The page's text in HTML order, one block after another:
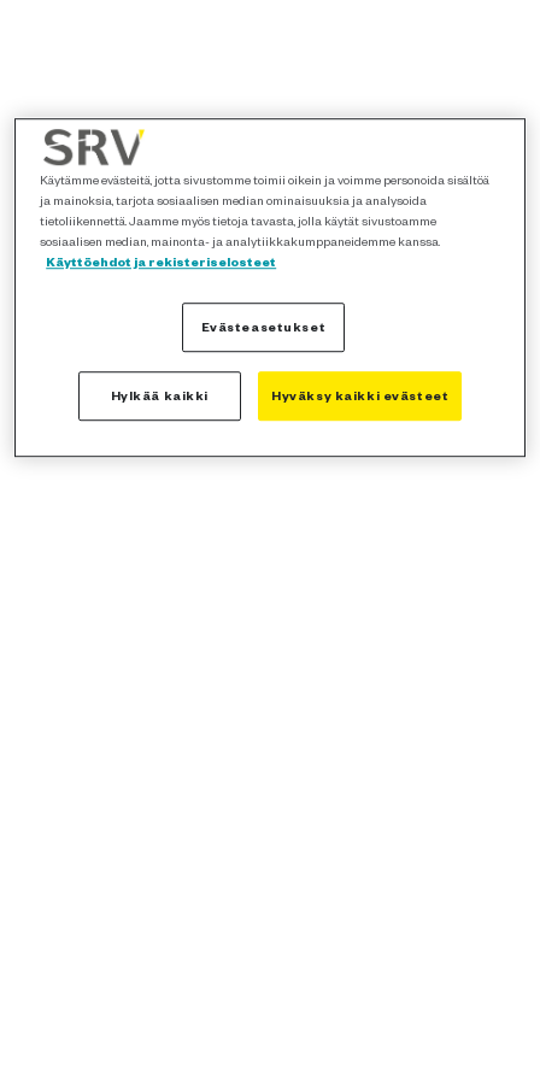
Käytämme evästeitä, jotta sivustomme toimii oikein ja voimme personoida sisältöä
ja mainoksia, tarjota sosiaalisen median ominaisuuksia ja analysoida
tietoliikennettä. Jaamme myös tietoja tavasta, jolla käytät sivustoamme
sosiaalisen median, mainonta- ja analytiikkakumppaneidemme kanssa.
Käyttöehdot ja rekisteriselosteet
Evästeasetukset
Hylkää kaikki Hyväksy kaikki evästeet